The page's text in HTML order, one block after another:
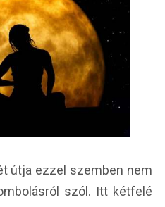
útja ezzel szemben nem
szól. Itt kétfelé